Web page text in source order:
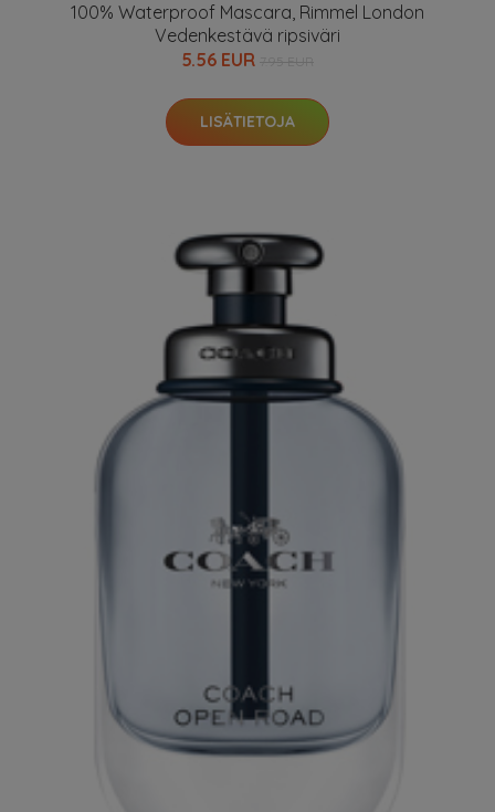
100% Waterproof Mascara, Rimmel London
Vedenkestävä ripsiväri
5.56 EUR
LISÄTIETOJA